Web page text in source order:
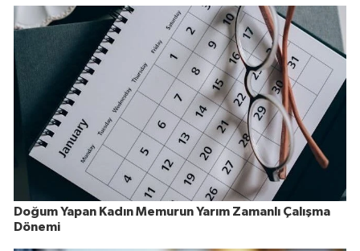
Doğum Yapan Kadın Memurun Yarım Zamanlı Çalışma
Dönemi